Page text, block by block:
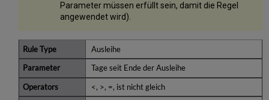
Parameter müssen erfüllt sein, damit die Regel
angewendet wird).
Ausleihe
Tage seit Ende der Ausleihe
<, >, =, ist nicht gleich